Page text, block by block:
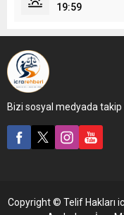
19:59
Bizi sosyal medyada
Copyright © Telif Hakları